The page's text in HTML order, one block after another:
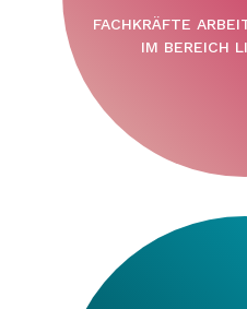
FACHKRÄFTE
IM BEREICH